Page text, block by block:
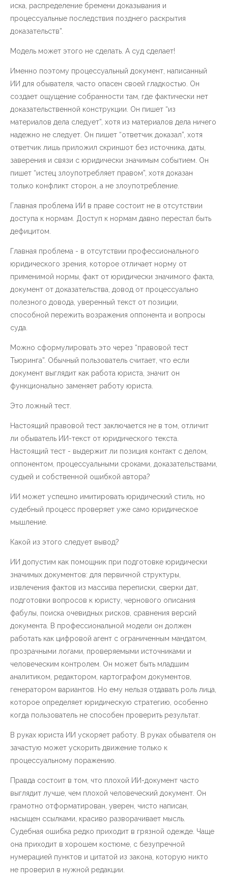
иска, распределение бремени доказывания и
процессуальные последствия позднего раскрытия
доказательств”.
Модель может этого не сделать. А суд сделает!
Именно поэтому процессуальный документ, написанный
ИИ для обывателя, часто опасен своей гладкостью. Он
создает ощущение собранности там, где фактически нет
доказательственной конструкции. Он пишет “из
материалов дела следует”, хотя из материалов дела ничего
надежно не следует. Он пишет “ответчик доказал”, хотя
ответчик лишь приложил скриншот без источника, даты,
заверения и связи с юридически значимым событием. Он
пишет “истец злоупотребляет правом”, хотя доказан
только конфликт сторон, а не злоупотребление.
Главная проблема ИИ в праве состоит не в отсутствии
доступа к нормам. Доступ к нормам давно перестал быть
дефицитом.
Главная проблема - в отсутствии профессионального
юридического зрения, которое отличает норму от
применимой нормы, факт от юридически значимого факта,
документ от доказательства, довод от процессуально
полезного довода, уверенный текст от позиции,
способной пережить возражения оппонента и вопросы
суда.
Можно сформулировать это через “правовой тест
Тьюринга”. Обычный пользователь считает, что если
документ выглядит как работа юриста, значит он
функционально заменяет работу юриста.
Это ложный тест.
Настоящий правовой тест заключается не в том, отличит
ли обыватель ИИ-текст от юридического текста.
Настоящий тест - выдержит ли позиция контакт с делом,
оппонентом, процессуальными сроками, доказательствами,
судьей и собственной ошибкой автора?
ИИ может успешно имитировать юридический стиль, но
судебный процесс проверяет уже само юридическое
мышление.
Какой из этого следует вывод?
ИИ допустим как помощник при подготовке юридически
значимых документов: для первичной структуры,
извлечения фактов из массива переписки, сверки дат,
подготовки вопросов к юристу, чернового описания
фабулы, поиска очевидных рисков, сравнения версий
документа. В профессиональной модели он должен
работать как цифровой агент с ограниченным мандатом,
прозрачными логами, проверяемыми источниками и
человеческим контролем. Он может быть младшим
аналитиком, редактором, картографом документов,
генератором вариантов. Но ему нельзя отдавать роль лица,
которое определяет юридическую стратегию, особенно
когда пользователь не способен проверить результат.
В руках юриста ИИ ускоряет работу. В руках обывателя он
зачастую может ускорить движение только к
процессуальному поражению.
Правда состоит в том, что плохой ИИ-документ часто
выглядит лучше, чем плохой человеческий документ. Он
грамотно отформатирован, уверен, чисто написан,
насыщен ссылками, красиво разворачивает мысль.
Судебная ошибка редко приходит в грязной одежде. Чаще
она приходит в хорошем костюме, с безупречной
нумерацией пунктов и цитатой из закона, которую никто
не проверил в нужной редакции.